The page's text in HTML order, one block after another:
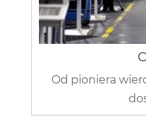
Od pioniera